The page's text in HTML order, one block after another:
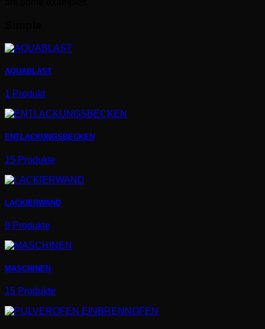
AQUABLAST
1 Produkt
ENTLACKUNGSBECKEN
15 Produkte
LACKIERWAND
9 Produkte
MASCHINEN
15 Produkte